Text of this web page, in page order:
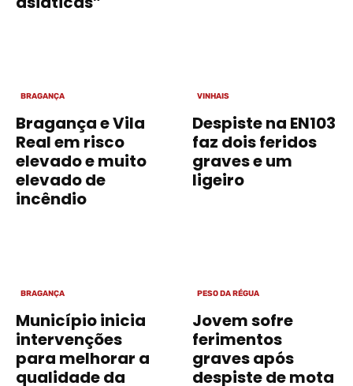
BRAGANÇA
Bragança e Vila
Real em risco
elevado e muito
elevado de
incêndio
VINHAIS
Despiste na EN103
faz dois feridos
graves e um
ligeiro
BRAGANÇA
Município inicia
intervenções
para melhorar a
qualidade da
PESO DA RÉGUA
Jovem sofre
ferimentos
graves após
despiste de mota